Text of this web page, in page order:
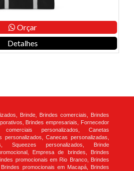
Orçar
Detalhes
Brinde, Brindes comerciais, Brindes
Brindes empresariais, Fornecedor
personalizados, Canetas
personalizados, Canecas personalizadas,
Squeezes personalizados, Brinde
Empresa de brindes, Brindes
promocionais em Rio Branco, Brindes
promocionais em Macapá, Brindes